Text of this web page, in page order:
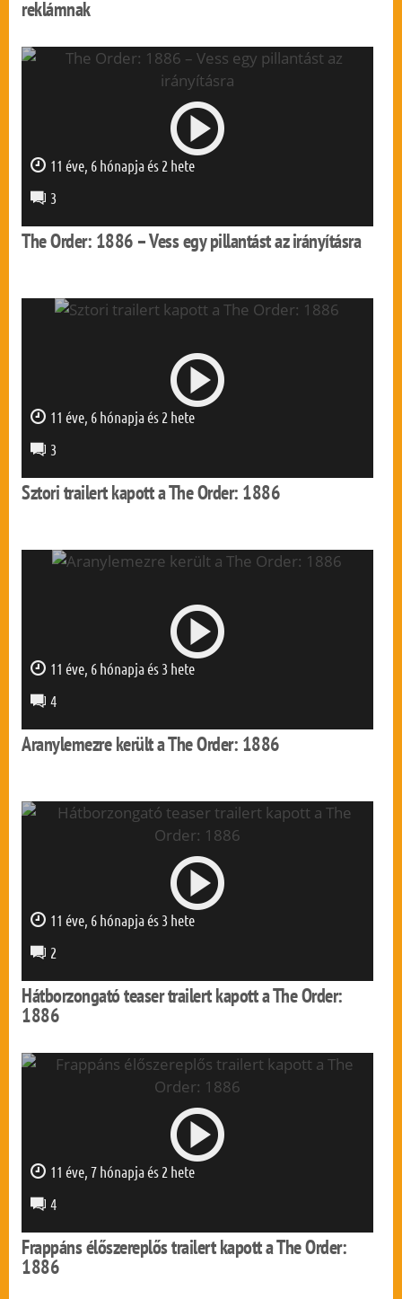
reklámnak
0 mp
11 éve, 6 hónapja és 2 hete
3
The Order: 1886 – Vess egy pillantást az irányításra
0 mp
11 éve, 6 hónapja és 2 hete
3
Sztori trailert kapott a The Order: 1886
0 mp
11 éve, 6 hónapja és 3 hete
4
Aranylemezre került a The Order: 1886
0 mp
11 éve, 6 hónapja és 3 hete
2
Hátborzongató teaser trailert kapott a The Order:
1886
0 mp
11 éve, 7 hónapja és 2 hete
4
Frappáns élőszereplős trailert kapott a The Order:
1886